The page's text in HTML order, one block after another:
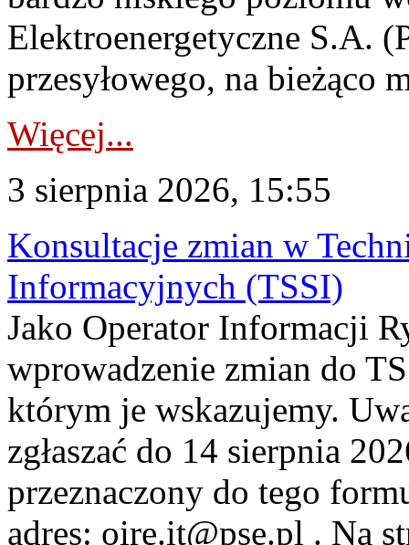
Elektroenergetyczne S.A.
przesyłowego, na bieżąco
Więcej...
3 sierpnia 2026, 15:55
Konsultacje zmian w
Informacyjnych (TSSI)
Jako Operator Informacji
wprowadzenie zmian do
którym je wskazujemy.
zgłaszać do 14 sierpnia
przeznaczony do tego
adres: oire.it@pse.pl . Na